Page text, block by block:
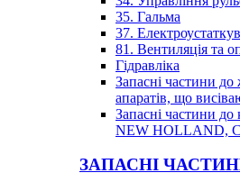
35. Гальма
37.
81. Вентиляція та
Гідравліка
Запасні частини до
апаратів, що
Запасні частини
NEW HOLLAND,
ЗАПАСНІ